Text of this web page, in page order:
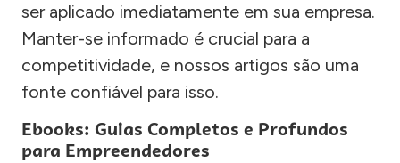
ser aplicado imediatamente em sua empresa.
Manter-se informado é crucial para a
competitividade, e nossos artigos são uma
fonte confiável para isso.
Ebooks: Guias Completos e Profundos
para Empreendedores